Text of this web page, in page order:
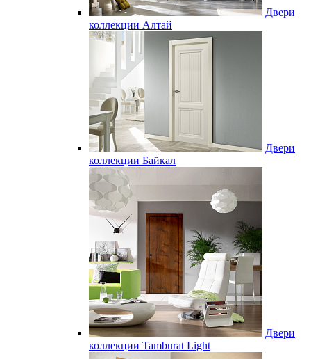
Двери
коллекции Алтай
Двери
коллекции Байкал
Двери
коллекции Tamburat Light